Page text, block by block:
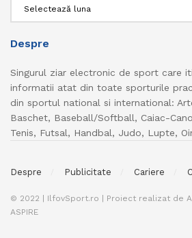
Despre
Singurul ziar electronic de sport care
informatii atat din toate sporturile
din sportul national si international:
Baschet, Baseball/Softball, Caiac-
Tenis, Futsal, Handbal, Judo, Lupte,
Despre Publicitate Cariere
© 2022 | IlfovSport.ro | Proiect realizat de
ASPIRE